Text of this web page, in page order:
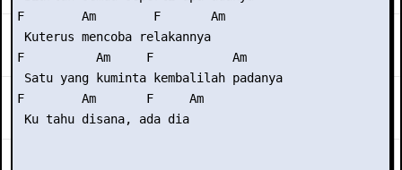
F        Am        F       Am
Kuterus mencoba relakannya
F          Am     F           Am
Satu yang kuminta kembalilah padanya
F        Am       F     Am
Ku tahu disana, ada dia